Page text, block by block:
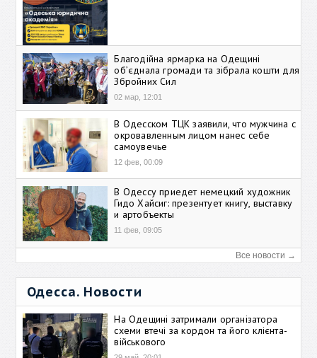
Благодійна ярмарка на Одещині
об’єднала громади та зібрала кошти для
Збройних Сил
02 мар, 12:01
В Одесском ТЦК заявили, что мужчина с
окровавленным лицом нанес себе
самоувечье
12 фев, 00:09
В Одессу приедет немецкий художник
Гидо Хайсиг: презентует книгу, выставку
и артобъекты
11 фев, 09:05
Все новости →
Одесса. Новости
На Одещині затримали організатора
схеми втечі за кордон та його клієнта-
військового